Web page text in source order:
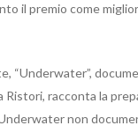
il premio come
“Underwater”,
racconta la
non